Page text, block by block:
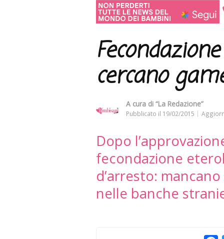
cercano
A cura di “La Redazione”
Pubblicato il 19/02/2015
Dopo
fecondazione
d’arresto:
nelle banche